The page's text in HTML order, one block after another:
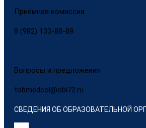
Приёмная комиссия
8 (982) 133-88-89
Вопросы и предложения
tobmedcol@obl72.ru
СВЕДЕНИЯ ОБ ОБРАЗОВАТЕЛЬНОЙ